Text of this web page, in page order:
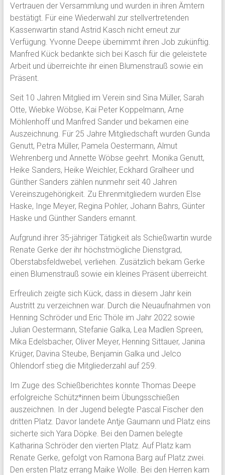
Vertrauen der Versammlung und wurden in ihren Ämtern
bestätigt. Für eine Wiederwahl zur stellvertretenden
Kassenwartin stand Astrid Kasch nicht erneut zur
Verfügung. Yvonne Deepe übernimmt ihren Job zukünftig.
Manfred Kück bedankte sich bei Kasch für die geleistete
Arbeit und überreichte ihr einen Blumenstrauß sowie ein
Präsent.
Seit 10 Jahren Mitglied im Verein sind Sina Müller, Sarah
Otte, Wiebke Wöbse, Kai Peter Koppelmann, Arne
Möhlenhoff und Manfred Sander und bekamen eine
Auszeichnung. Für 25 Jahre Mitgliedschaft wurden Gunda
Genutt, Petra Müller, Pamela Oestermann, Almut
Wehrenberg und Annette Wöbse geehrt. Monika Genutt,
Heike Sanders, Heike Weichler, Eckhard Gralheer und
Günther Sanders zählen nunmehr seit 40 Jahren
Vereinszugehörigkeit. Zu Ehrenmitgliedern wurden Else
Haske, Inge Meyer, Regina Pohler, Johann Bahrs, Günter
Haske und Günther Sanders ernannt.
Aufgrund ihrer 35-jähriger Tätigkeit als Schießwartin wurde
Renate Gerke der ihr höchstmögliche Dienstgrad,
Oberstabsfeldwebel, verliehen. Zusätzlich bekam Gerke
einen Blumenstrauß sowie ein kleines Präsent überreicht.
Erfreulich zeigte sich Kück, dass in diesem Jahr kein
Austritt zu verzeichnen war. Durch die Neuaufnahmen von
Henning Schröder und Eric Thöle im Jahr 2022 sowie
Julian Oestermann, Stefanie Galka, Lea Madlen Spreen,
Mika Edelsbacher, Oliver Meyer, Henning Sittauer, Janina
Krüger, Davina Steube, Benjamin Galka und Jelco
Ohlendorf stieg die Mitgliederzahl auf 259.
Im Zuge des Schießberichtes konnte Thomas Deepe
erfolgreiche Schütz*innen beim Übungsschießen
auszeichnen. In der Jugend belegte Pascal Fischer den
dritten Platz. Davor landete Antje Gaumann und Platz eins
sicherte sich Yara Döpke. Bei den Damen belegte
Katharina Schröder den vierten Platz. Auf Platz kam
Renate Gerke, gefolgt von Ramona Barg auf Platz zwei.
Den ersten Platz errang Maike Wolle. Bei den Herren kam